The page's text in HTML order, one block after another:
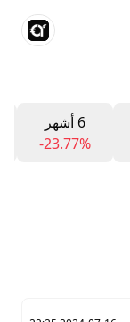
6 أشهر
-23.77%